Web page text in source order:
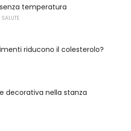
temperatura
SALUTE
riducono il colesterolo?
decorativa nella stanza